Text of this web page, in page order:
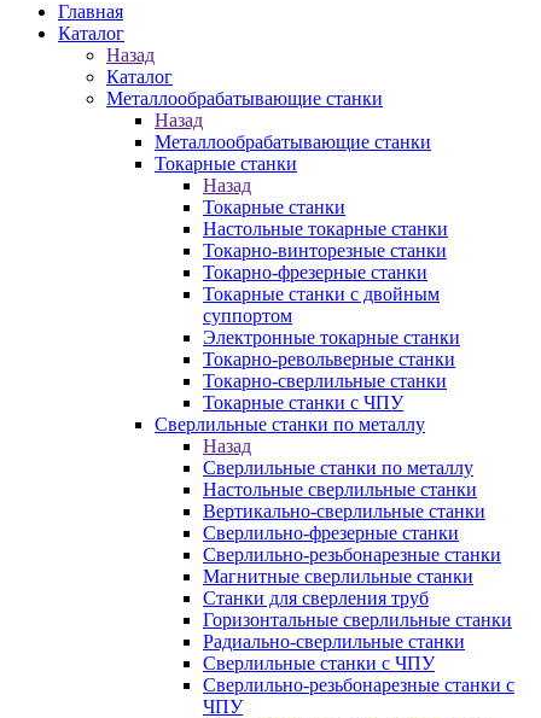
Главная
Каталог
Назад
Каталог
Металлообрабатывающие станки
Назад
Металлообрабатывающие станки
Токарные станки
Назад
Токарные станки
Настольные токарные станки
Токарно-винторезные станки
Токарно-фрезерные станки
Токарные станки с двойным
суппортом
Электронные токарные станки
Токарно-револьверные станки
Токарно-сверлильные станки
Токарные станки с ЧПУ
Сверлильные станки по металлу
Назад
Сверлильные станки по металлу
Настольные сверлильные станки
Вертикально-сверлильные станки
Сверлильно-фрезерные станки
Сверлильно-резьбонарезные станки
Магнитные сверлильные станки
Станки для сверления труб
Горизонтальные сверлильные станки
Радиально-сверлильные станки
Сверлильные станки с ЧПУ
Сверлильно-резьбонарезные станки с
ЧПУ